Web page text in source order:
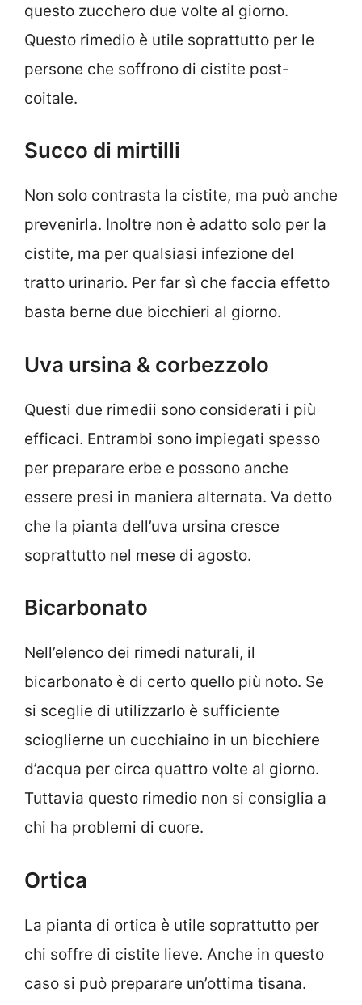
questo zucchero due volte al giorno.
Questo rimedio è utile soprattutto per le
persone che soffrono di cistite post-
coitale.
Succo di mirtilli
Non solo contrasta la cistite, ma può anche
prevenirla. Inoltre non è adatto solo per la
cistite, ma per qualsiasi infezione del
tratto urinario. Per far sì che faccia effetto
basta berne due bicchieri al giorno.
Uva ursina & corbezzolo
Questi due rimedii sono considerati i più
efficaci. Entrambi sono impiegati spesso
per preparare erbe e possono anche
essere presi in maniera alternata. Va detto
che la pianta dell’uva ursina cresce
soprattutto nel mese di agosto.
Bicarbonato
Nell’elenco dei rimedi naturali, il
bicarbonato è di certo quello più noto. Se
si sceglie di utilizzarlo è sufficiente
scioglierne un cucchiaino in un bicchiere
d’acqua per circa quattro volte al giorno.
Tuttavia questo rimedio non si consiglia a
chi ha problemi di cuore.
Ortica
La pianta di ortica è utile soprattutto per
chi soffre di cistite lieve. Anche in questo
caso si può preparare un’ottima tisana.